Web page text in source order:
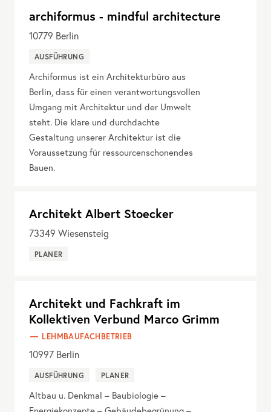
archiformus - mindful architecture
10779 Berlin
AUSFÜHRUNG
Archiformus ist ein Architekturbüro aus
Berlin, dass für einen verantwortungsvollen
Umgang mit Architektur und der Umwelt
steht. Die klare und durchdachte
Gestaltung unserer Architektur ist die
Voraussetzung für ressourcenschonendes
Bauen.
Architekt Albert Stoecker
73349 Wiesensteig
PLANER
Architekt und Fachkraft im
Kollektiven Verbund Marco Grimm
LEHMBAUFACHBETRIEB
10997 Berlin
AUSFÜHRUNG PLANER
Altbau u. Denkmal – Baubiologie –